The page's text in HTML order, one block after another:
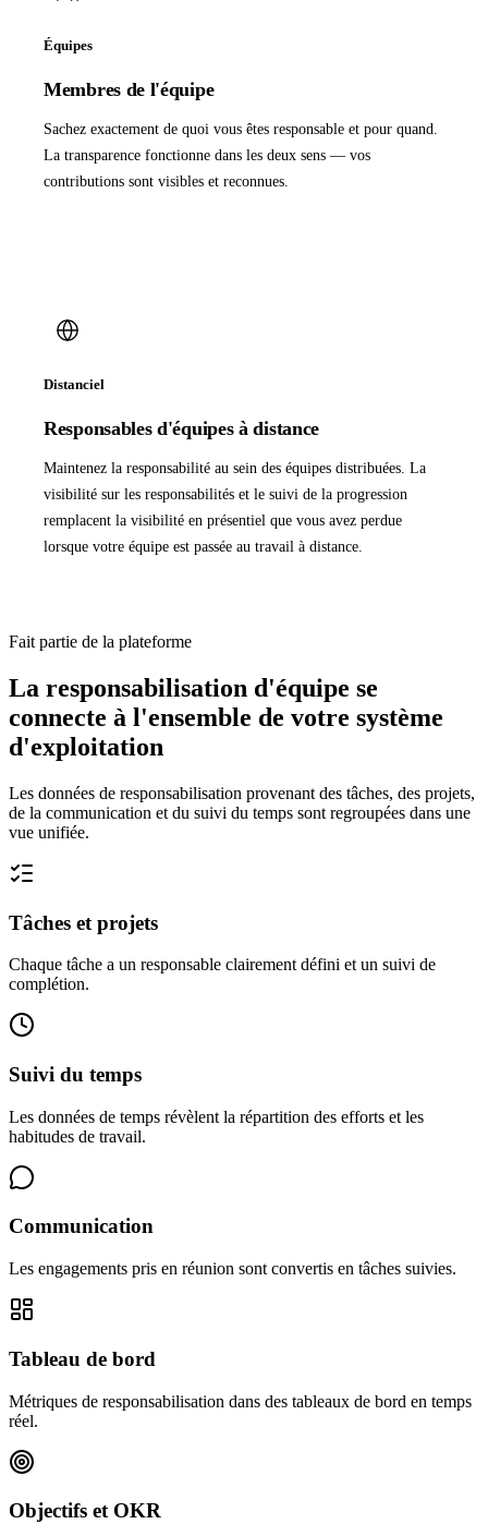
Équipes
Membres de l'équipe
Sachez exactement de quoi vous êtes responsable et pour quand.
La transparence fonctionne dans les deux sens — vos
contributions sont visibles et reconnues.
Distanciel
Responsables d'équipes à distance
Maintenez la responsabilité au sein des équipes distribuées. La
visibilité sur les responsabilités et le suivi de la progression
remplacent la visibilité en présentiel que vous avez perdue
lorsque votre équipe est passée au travail à distance.
Fait partie de la plateforme
La responsabilisation d'équipe se
connecte à l'ensemble de votre système
d'exploitation
Les données de responsabilisation provenant des tâches, des projets,
de la communication et du suivi du temps sont regroupées dans une
vue unifiée.
Tâches et projets
Chaque tâche a un responsable clairement défini et un suivi de
complétion.
Suivi du temps
Les données de temps révèlent la répartition des efforts et les
habitudes de travail.
Communication
Les engagements pris en réunion sont convertis en tâches suivies.
Tableau de bord
Métriques de responsabilisation dans des tableaux de bord en temps
réel.
Objectifs et OKR